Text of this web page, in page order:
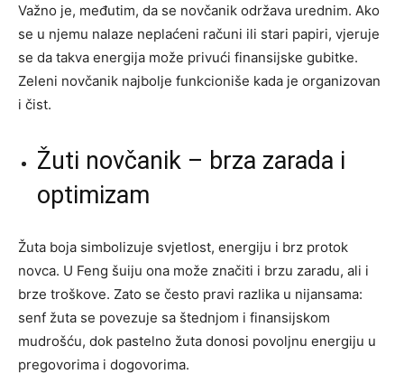
Važno je, međutim, da se novčanik održava urednim. Ako
se u njemu nalaze neplaćeni računi ili stari papiri, vjeruje
se da takva energija može privući finansijske gubitke.
Zeleni novčanik najbolje funkcioniše kada je organizovan
i čist.
Žuti novčanik – brza zarada i
optimizam
Žuta boja simbolizuje svjetlost, energiju i brz protok
novca. U Feng šuiju ona može značiti i brzu zaradu, ali i
brze troškove. Zato se često pravi razlika u nijansama:
senf žuta se povezuje sa štednjom i finansijskom
mudrošću, dok pastelno žuta donosi povoljnu energiju u
pregovorima i dogovorima.